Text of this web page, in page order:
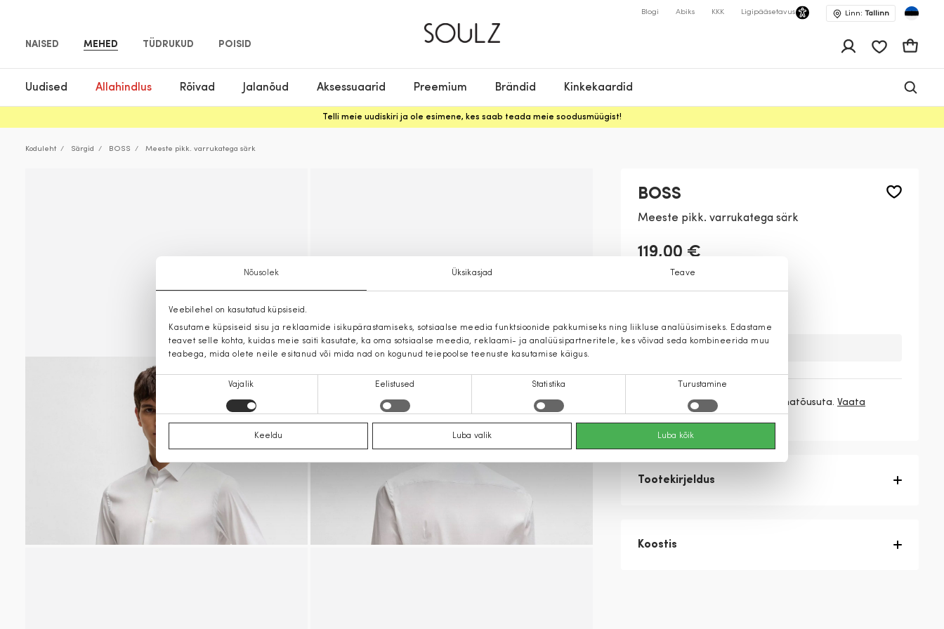
Nõusolek Üksikasjad Teave
Veebilehel on kasutatud küpsiseid.
Kasutame küpsiseid sisu ja reklaamide isikupärastamiseks, sotsiaalse meedia funktsioonide pakkumiseks ning liikluse analüüsimiseks. Edastame
teavet selle kohta, kuidas meie saiti kasutate, ka oma sotsiaalse meedia, reklaami- ja analüüsipartneritele, kes võivad seda kombineerida muu
teabega, mida olete neile esitanud või mida nad on kogunud teiepoolse teenuste kasutamise käigus.
Nõusoleku
valik
Vajalik Eelistused Statistika Turustamine
Keeldu Luba valik Luba kõik
NAISED MEHED TÜDRUKUD POISID
Blogi Abiks KKK Ligipääsetavus Linn: Tallinn
Uudised Allahindlus Rõivad Jalanõud Aksessuaarid Preemium Brändid Kinkekaardid
Telli meie uudiskiri ja ole esimene, kes saab teada meie soodusmüügist!
Koduleht Särgid BOSS Meeste pikk. varrukatega särk
BOSS
Meeste pikk. varrukatega särk
119,00 €
39,67 € / kuu ilma hinnatõusuta. Vaata
rohkem
Tootekirjeldus
Koostis